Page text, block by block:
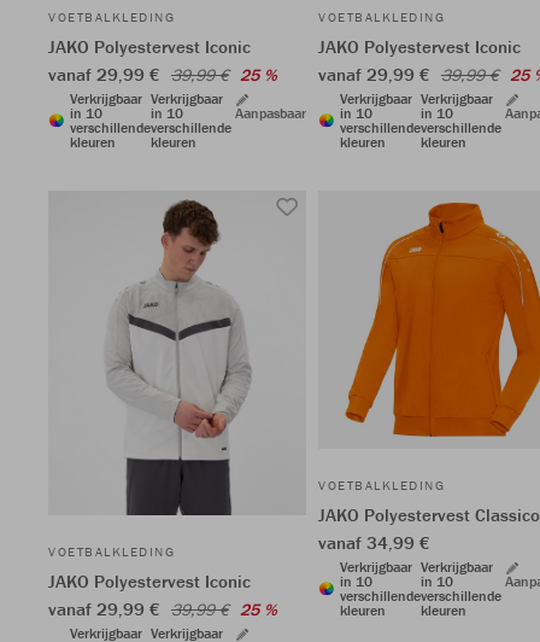
VOETBALKLEDING
JAKO Polyestervest Iconic
vanaf 29,99 € 39,99 € 25 %
Verkrijgbaar
in 10
verschillende
kleuren
Verkrijgbaar
in 10
verschillende
kleuren
Aanpasbaar
VOETBALKLEDING
JAKO Polyestervest Iconic
vanaf 29,99 € 39,99 € 25
Verkrijgbaar
in 10
verschillende
kleuren
Verkrijgbaar
in 10
verschillende
kleuren
VOETBALKLEDING
JAKO Polyestervest Iconic
vanaf 29,99 € 39,99 € 25 %
Verkrijgbaar Verkrijgbaar
VOETBALKLEDING
JAKO Polyestervest Classico
vanaf 34,99 €
Verkrijgbaar
in 10
verschillende
kleuren
Verkrijgbaar
in 10
verschillende
kleuren